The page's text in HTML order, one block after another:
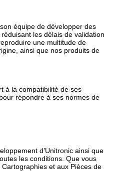
équipe de développer des
les délais de validation
une multitude de
ainsi que nos produits de
à la compatibilité de ses
répondre à ses normes de
d’Unitronic ainsi que
les conditions. Que vous
et aux Pièces de